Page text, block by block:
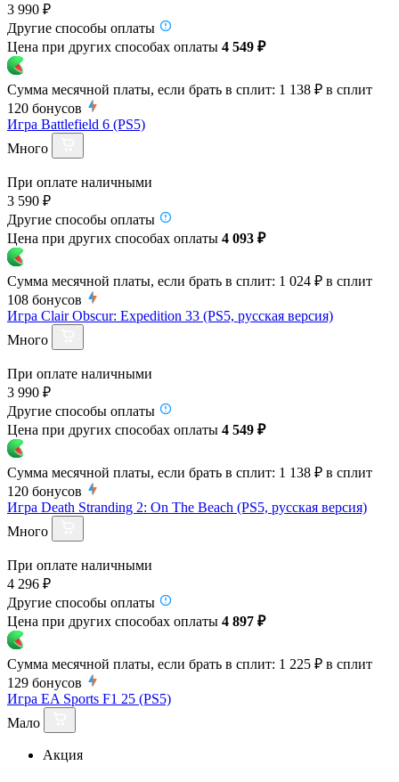
3 990 ₽
Другие способы оплаты
Цена при других способах оплаты 4 549 ₽
Сумма месячной платы, если брать в сплит: 1 138 ₽ в сплит
120 бонусов
Игра Battlefield 6 (PS5)
Много
При оплате наличными
3 590 ₽
Другие способы оплаты
Цена при других способах оплаты 4 093 ₽
Сумма месячной платы, если брать в сплит: 1 024 ₽ в сплит
108 бонусов
Игра Clair Obscur: Expedition 33 (PS5, русская версия)
Много
При оплате наличными
3 990 ₽
Другие способы оплаты
Цена при других способах оплаты 4 549 ₽
Сумма месячной платы, если брать в сплит: 1 138 ₽ в сплит
120 бонусов
Игра Death Stranding 2: On The Beach (PS5, русская версия)
Много
При оплате наличными
4 296 ₽
Другие способы оплаты
Цена при других способах оплаты 4 897 ₽
Сумма месячной платы, если брать в сплит: 1 225 ₽ в сплит
129 бонусов
Игра EA Sports F1 25 (PS5)
Мало
Акция